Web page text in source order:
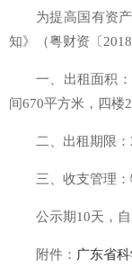
为提高国有资
知》（粤财资〔
一、出租面积
间670平方米，四楼
二、出租期限
三、收支管理
公示期10天，
附件： 广东省